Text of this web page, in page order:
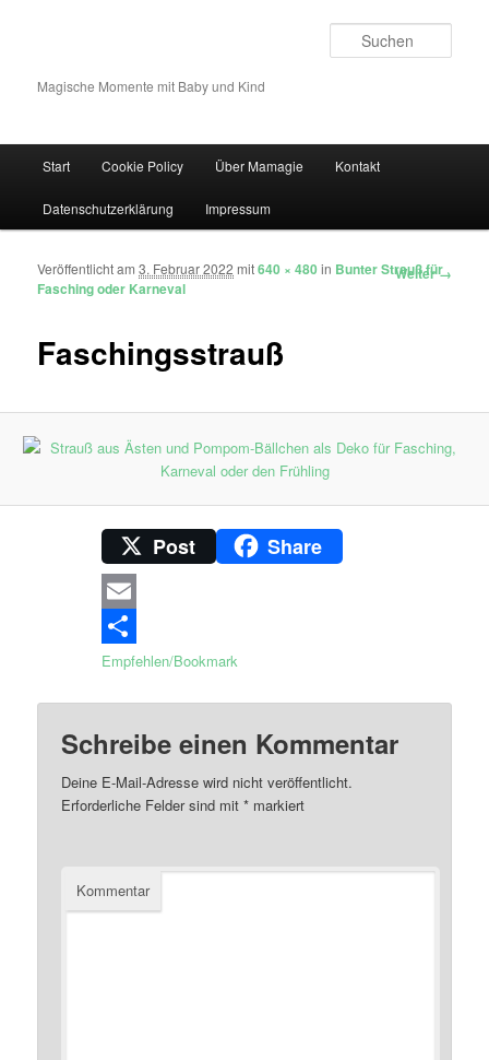
Magische Momente mit Baby und Kind
Zum Inhalt wechseln
Zum sekundären Inhalt wechseln
Start Cookie Policy Über Mamagie Kontakt
Datenschutzerklärung Impressum
Bilder-Navigation Weiter →
Faschingsstrauß
Veröffentlicht am3. Februar 2022 mit640 × 480in Bunter Strauß für
Fasching oder Karneval
Post Share
Email
Empfehlen/Bookmark
Schreibe einen Kommentar
Deine E-Mail-Adresse wird nicht veröffentlicht.
Erforderliche Felder sind mit* markiert
Kommentar